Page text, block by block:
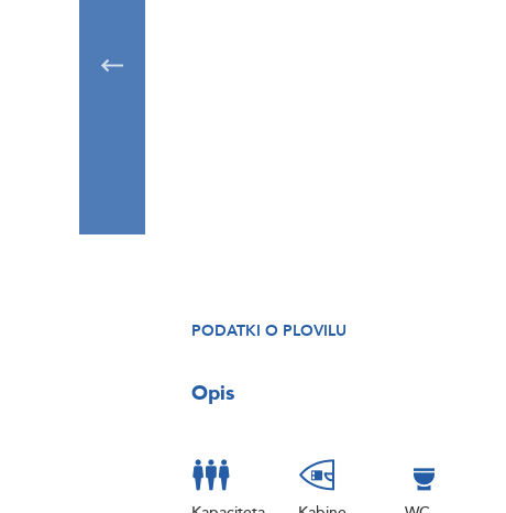
PODATKI O PLOVILU
Opis